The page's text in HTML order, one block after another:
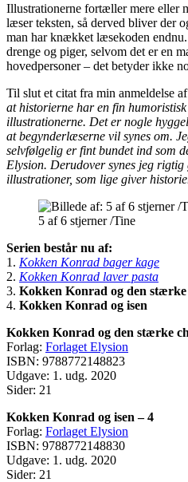
Illustrationerne fortæller mere eller
læser teksten, så derved bliver der
man har knækket læsekoden
drenge og piger, selvom det er en
hovedpersoner – det betyder ikke
Til slut et citat fra min anmeldelse
at historierne har en fin
illustrationerne. Det er nogle
at begynderlæserne vil synes om.
selvfølgelig er fint bundet ind som
Elysion. Derudover synes jeg
illustrationer, som lige giver
5 af 6 stjerner /Tine
Serien består nu af:
1. Kokken Konrad bager kage
2. Kokken Konrad laver pasta
3. Kokken Konrad og den
4. Kokken Konrad og isen
Kokken Konrad og den stærke
Forlag: Forlaget Elysion
ISBN: 9788772148823
Udgave: 1. udg. 2020
Sider: 21
Kokken Konrad og isen – 4
Forlag: Forlaget Elysion
ISBN: 9788772148830
Udgave: 1. udg. 2020
Sider: 21